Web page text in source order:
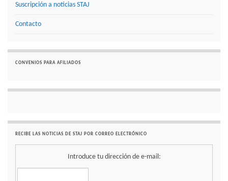
Suscripción a noticias STAJ
Contacto
CONVENIOS PARA AFILIADOS
RECIBE LAS NOTICIAS DE STAJ POR CORREO ELECTRÓNICO
Introduce tu dirección de e-mail: